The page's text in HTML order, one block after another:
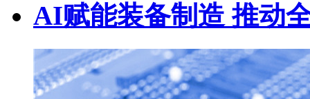
AI赋能装备制造 推动